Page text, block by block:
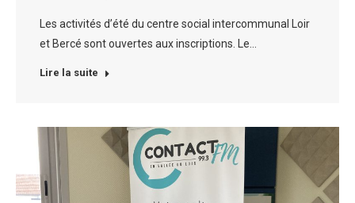
Les activités d’été du centre social intercommunal Loir
et Bercé sont ouvertes aux inscriptions. Le…
Lire la suite